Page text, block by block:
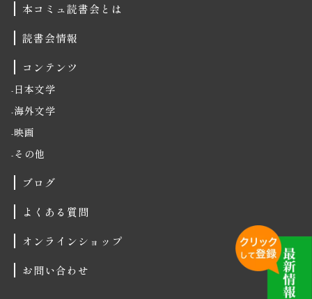
本コミュ読書会とは
読書会情報
コンテンツ
日本文学
海外文学
映画
その他
ブログ
よくある質問
オンラインショップ
お問い合わせ